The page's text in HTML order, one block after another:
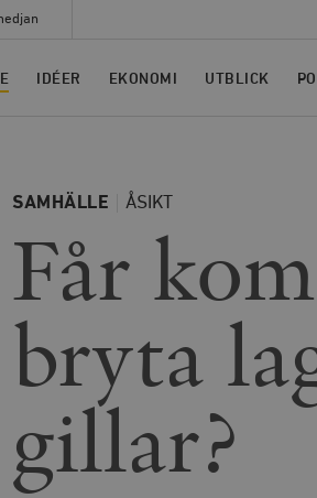
IDÉER EKONOMI UTBLICK
SAMHÄLLE ÅSIKT
Får
bryta
gillar?